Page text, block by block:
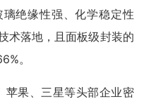
绝缘性强、化学稳定性
术落地，且面板级封装的
。
果、三星等头部企业密